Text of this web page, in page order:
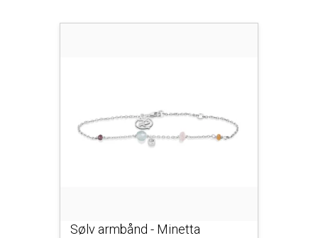
Sølv armbånd - Minetta